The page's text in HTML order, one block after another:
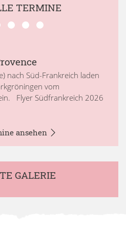
TERMINE
nach Süd-Frankreich laden
vom
Flyer Südfrankreich 2026
ansehen
GALERIE